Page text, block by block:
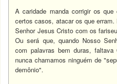
A caridade manda corrigir os
certos casos, atacar os que
Senhor Jesus Cristo com os
Ou será que, quando Nosso
com palavras bem duras,
nunca chamamos ninguém de
demônio".